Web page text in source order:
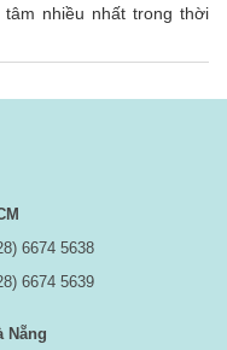
nhiều nhất trong thời
6674 5638
6674 5639
Nẵng